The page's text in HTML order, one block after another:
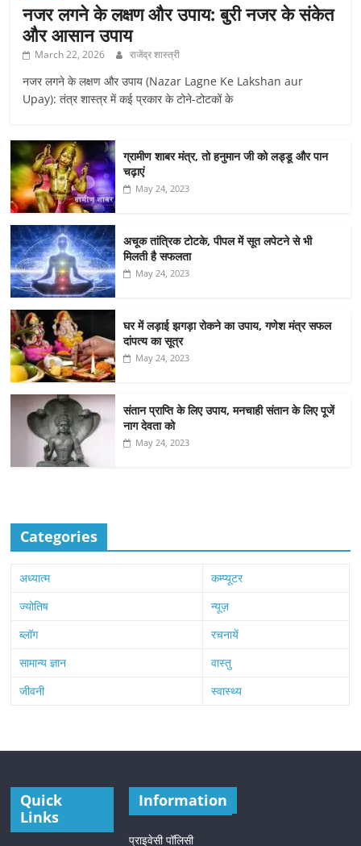
नजर लगने के लक्षण और उपाय: बुरी नजर के संकेत
और आसान उपाय
March 22, 2026 राजेंद्र शास्त्री
नजर लगने के लक्षण और उपाय (Nazar Lagne Ke Lakshan aur
Upay): तंत्र शास्त्र में कई प्रकार के टोने-टोटकों के
ग्रामीण शाबर मंत्र, तो हनुमान जी को लड्डू और पान
चढ़ाएं
May 24, 2023
अचूक तांत्रिक टोटके, पीपल में सूत लपेटने से भी
मिलती है सफलता
May 24, 2023
घर में लड़ाई झगड़ा रोकने का उपाय, गणेश मंत्र सफल
दांपत्य का सूत्र
May 24, 2023
संतान प्राप्ति के लिए उपाय, मनचाही संतान के लिए पूजें
नाग देवता को
May 24, 2023
Categories
अध्यात्म
कम्प्यूटर
ज्योतिष
न्यूज़
ब्लॉग
रचनायें
सामान्य ज्ञान
वास्तु
जीवनी
स्वास्थ्य
Quick
Links
Information
प्राइवेसी पॉलिसी